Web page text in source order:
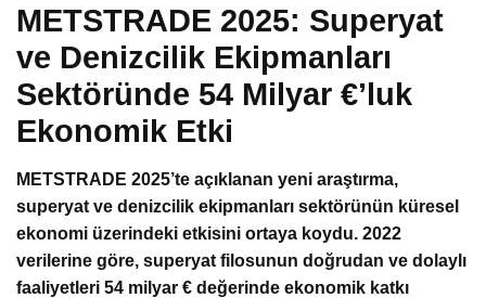
METSTRADE 2025: Superyat
ve Denizcilik Ekipmanları
Sektöründe 54 Milyar €’luk
Ekonomik Etki
METSTRADE 2025’te açıklanan yeni araştırma,
superyat ve denizcilik ekipmanları sektörünün küresel
ekonomi üzerindeki etkisini ortaya koydu. 2022
verilerine göre, superyat filosunun doğrudan ve dolaylı
faaliyetleri 54 milyar € değerinde ekonomik katkı